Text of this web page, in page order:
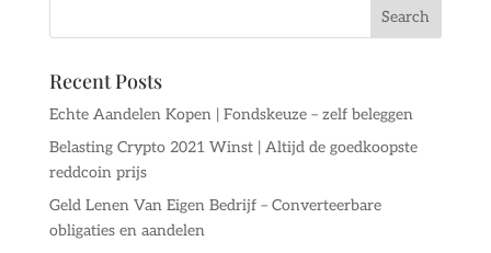
Recent Posts
Echte Aandelen Kopen | Fondskeuze – zelf beleggen
Belasting Crypto 2021 Winst | Altijd de goedkoopste
reddcoin prijs
Geld Lenen Van Eigen Bedrijf – Converteerbare
obligaties en aandelen